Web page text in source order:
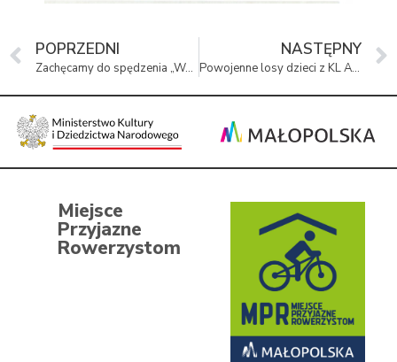
POPRZEDNI
Zachęcamy do spędzenia „Wakacji z Zabytkami”
NASTĘPNY
Powojenne losy dzieci z KL Auschwitz
Miejsce
Przyjazne
Rowerzystom